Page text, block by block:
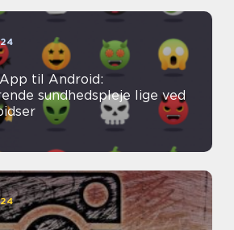
til Android:
sundhedspleje lige ved